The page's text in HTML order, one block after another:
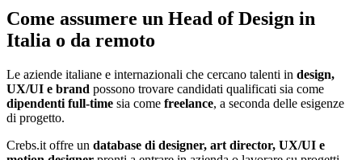
Come assumere un Head of Design in
Italia o da remoto
Le aziende italiane e internazionali che cercano talenti in design,
UX/UI e brand possono trovare candidati qualificati sia come
dipendenti full-time sia come freelance, a seconda delle esigenze
di progetto.
Crebs.it offre un database di designer, art director, UX/UI e